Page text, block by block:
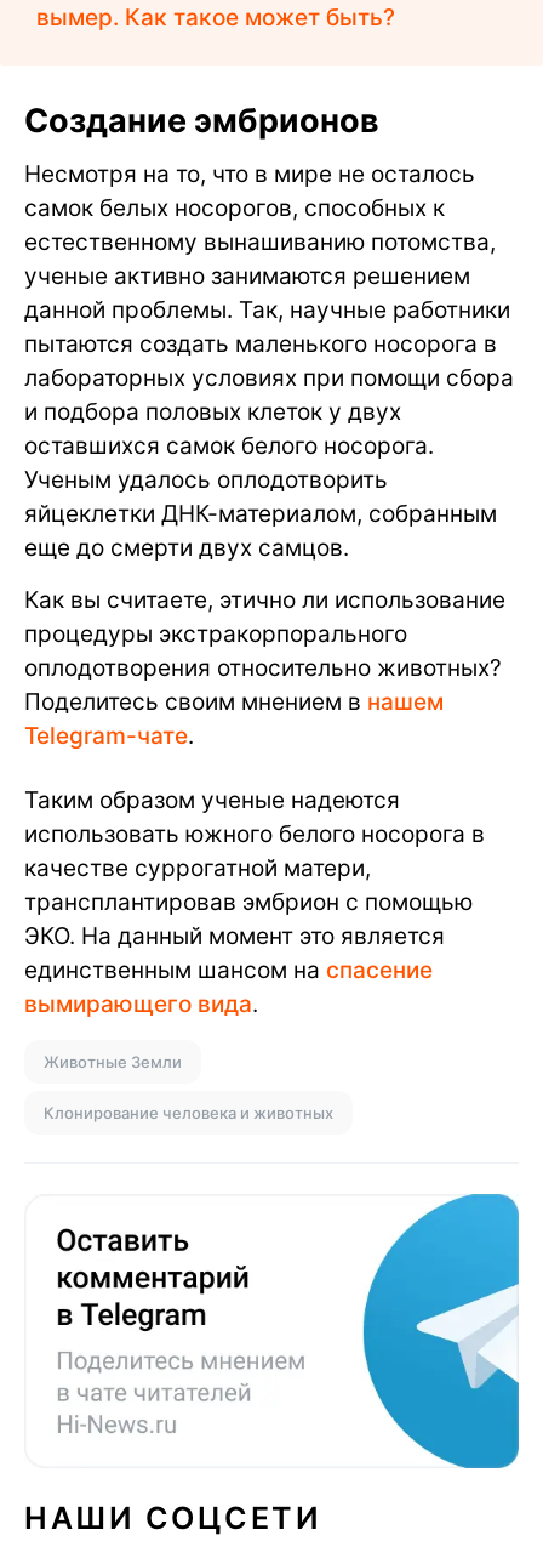
вымер. Как такое может быть?
Создание эмбрионов
Несмотря на то, что в мире не осталось
самок белых носорогов, способных к
естественному вынашиванию потомства,
ученые активно занимаются решением
данной проблемы. Так, научные работники
пытаются создать маленького носорога в
лабораторных условиях при помощи сбора
и подбора половых клеток у двух
оставшихся самок белого носорога.
Ученым удалось оплодотворить
яйцеклетки ДНК-материалом, собранным
еще до смерти двух самцов.
Как вы считаете, этично ли использование
процедуры экстракорпорального
оплодотворения относительно животных?
Поделитесь своим мнением в нашем
Telegram-чате.
Таким образом ученые надеются
использовать южного белого носорога в
качестве суррогатной матери,
трансплантировав эмбрион с помощью
ЭКО. На данный момент это является
единственным шансом на спасение
вымирающего вида.
Животные Земли
Клонирование человека и животных
НАШИ СОЦСЕТИ